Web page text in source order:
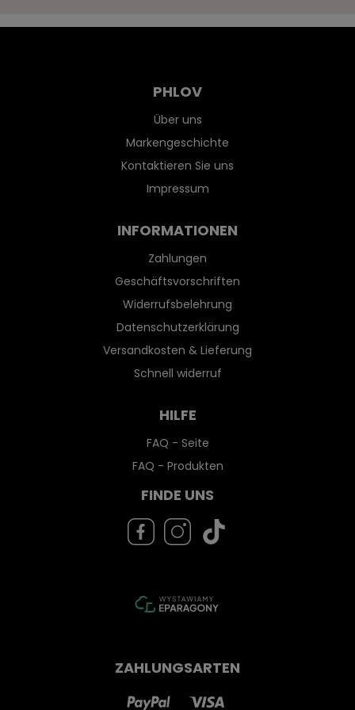
PHLOV
Über uns
Markengeschichte
Kontaktieren Sie uns
Impressum
INFORMATIONEN
Zahlungen
Geschäftsvorschriften
Widerrufsbelehrung
Datenschutzerklärung
Versandkosten & Lieferung
Schnell widerruf
HILFE
FAQ - Seite
FAQ - Produkten
FINDE UNS
ZAHLUNGSARTEN